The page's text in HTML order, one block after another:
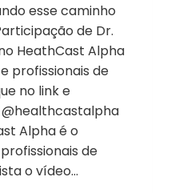
esse caminho
de Dr.
HeathCast Alpha
profissionais de
no link e
Alpha é o
de
o vídeo…